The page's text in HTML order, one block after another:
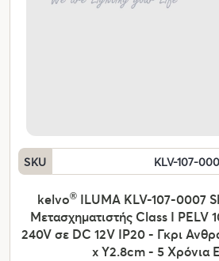
SKU KLV-107-
kelvo® ILUMA KLV-107-0007
Μετασχηματιστής Class I PELV
240V σε DC 12V IP20 - Γκρι
x Υ2.8cm - 5 Χρόνια